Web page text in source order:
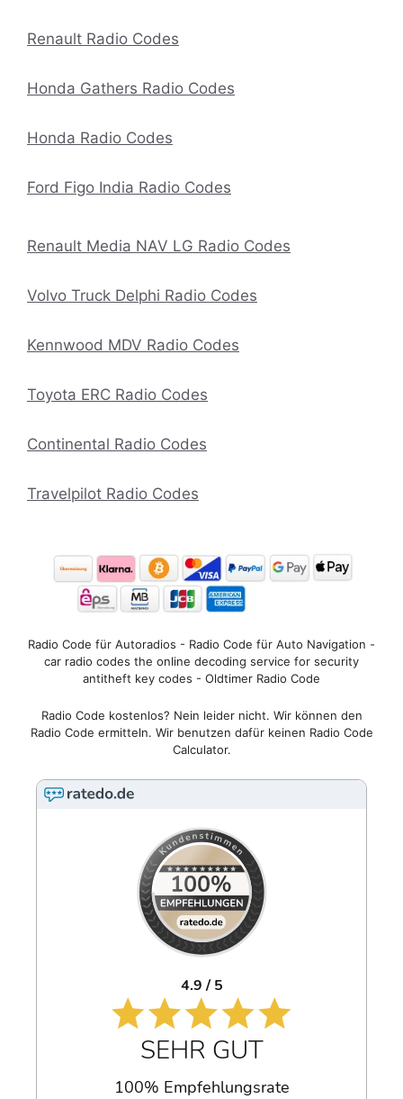
Renault Radio Codes
Honda Gathers Radio Codes
Honda Radio Codes
Ford Figo India Radio Codes
Renault Media NAV LG Radio Codes
Volvo Truck Delphi Radio Codes
Kennwood MDV Radio Codes
Toyota ERC Radio Codes
Continental Radio Codes
Travelpilot Radio Codes
Radio Code für Autoradios - Radio Code für Auto Navigation -
car radio codes the online decoding service for security
antitheft key codes - Oldtimer Radio Code
Radio Code kostenlos? Nein leider nicht. Wir können den
Radio Code ermitteln. Wir benutzen dafür keinen Radio Code
Calculator.
4.9 / 5
SEHR GUT
100% Empfehlungsrate